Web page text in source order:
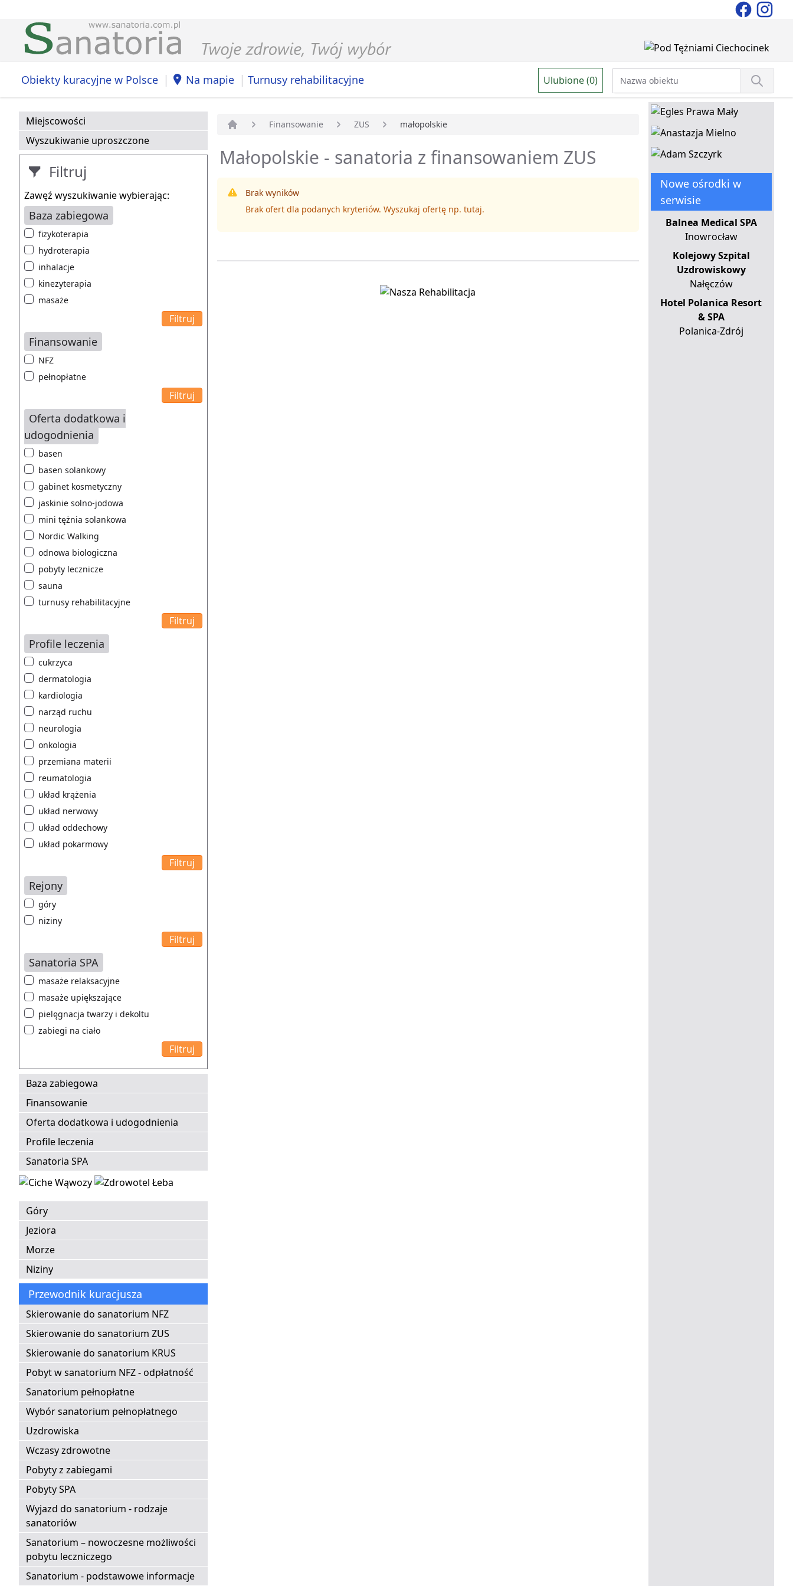
Obiekty kuracyjne w Polsce | Na mapie | Turnusy rehabilitacyjne Ulubione (0)
Miejscowości
Wyszukiwanie uproszczone
Filtruj
Zawęź wyszukiwanie wybierając:
Baza zabiegowa
fizykoterapia
hydroterapia
inhalacje
kinezyterapia
masaże
Finansowanie
NFZ
pełnopłatne
Oferta dodatkowa i
udogodnienia
basen
basen solankowy
gabinet kosmetyczny
jaskinie solno-jodowa
mini tężnia solankowa
Nordic Walking
odnowa biologiczna
pobyty lecznicze
sauna
turnusy rehabilitacyjne
Profile leczenia
cukrzyca
dermatologia
kardiologia
narząd ruchu
neurologia
onkologia
przemiana materii
reumatologia
układ krążenia
układ nerwowy
układ oddechowy
układ pokarmowy
Rejony
góry
niziny
Sanatoria SPA
masaże relaksacyjne
masaże upiększające
pielęgnacja twarzy i dekoltu
zabiegi na ciało
Baza zabiegowa
Finansowanie
Oferta dodatkowa i udogodnienia
Profile leczenia
Sanatoria SPA
Góry
Jeziora
Morze
Niziny
Przewodnik kuracjusza
Skierowanie do sanatorium NFZ
Skierowanie do sanatorium ZUS
Skierowanie do sanatorium KRUS
Pobyt w sanatorium NFZ - odpłatność
Sanatorium pełnopłatne
Wybór sanatorium pełnopłatnego
Uzdrowiska
Wczasy zdrowotne
Pobyty z zabiegami
Pobyty SPA
Wyjazd do sanatorium - rodzaje
sanatoriów
Sanatorium – nowoczesne możliwości
pobytu leczniczego
Sanatorium - podstawowe informacje
Finansowanie ZUS małopolskie
Małopolskie - sanatoria z finansowaniem ZUS
Brak wyników
Brak ofert dla podanych kryteriów. Wyszukaj ofertę np. tutaj.
Nowe ośrodki w
serwisie
Balnea Medical SPA
Inowrocław
Kolejowy Szpital
Uzdrowiskowy
Nałęczów
Hotel Polanica Resort
& SPA
Polanica-Zdrój